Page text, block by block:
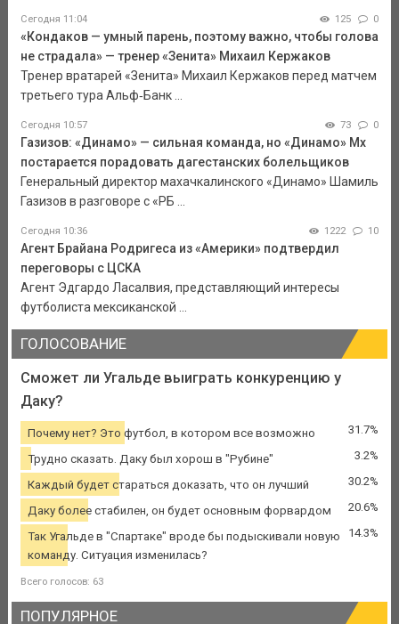
Сегодня 11:04 125 0
«Кондаков — умный парень, поэтому важно, чтобы голова
не страдала» — тренер «Зенита» Михаил Кержаков
Тренер вратарей «Зенита» Михаил Кержаков перед матчем
третьего тура Альф‑Банк ...
Сегодня 10:57 73 0
Газизов: «Динамо» — сильная команда, но «Динамо» Мх
постарается порадовать дагестанских болельщиков
Генеральный директор махачкалинского «Динамо» Шамиль
Газизов в разговоре с «РБ ...
Сегодня 10:36 1222 10
Агент Брайана Родригеса из «Америки» подтвердил
переговоры с ЦСКА
Агент Эдгардо Ласалвия, представляющий интересы
футболиста мексиканской ...
ГОЛОСОВАНИЕ
Сможет ли Угальде выиграть конкуренцию у
Даку?
Почему нет? Это футбол, в котором все возможно 31.7%
Трудно сказать. Даку был хорош в "Рубине" 3.2%
Каждый будет стараться доказать, что он лучший 30.2%
Даку более стабилен, он будет основным форвардом 20.6%
Так Угальде в "Спартаке" вроде бы подыскивали новую
команду. Ситуация изменилась?
14.3%
Всего голосов: 63
ПОПУЛЯРНОЕ